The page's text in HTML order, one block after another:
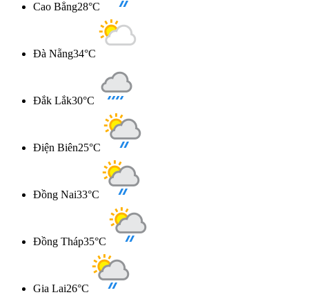
Cao Bẳng28°C
Đà Nẵng34°C
Đắk Lắk30°C
Điện Biên25°C
Đồng Nai33°C
Đồng Tháp35°C
Gia Lai26°C